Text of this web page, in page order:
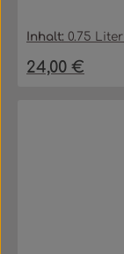
Inhalt:0.75 Liter
Regulärer Preis:
24,00 €